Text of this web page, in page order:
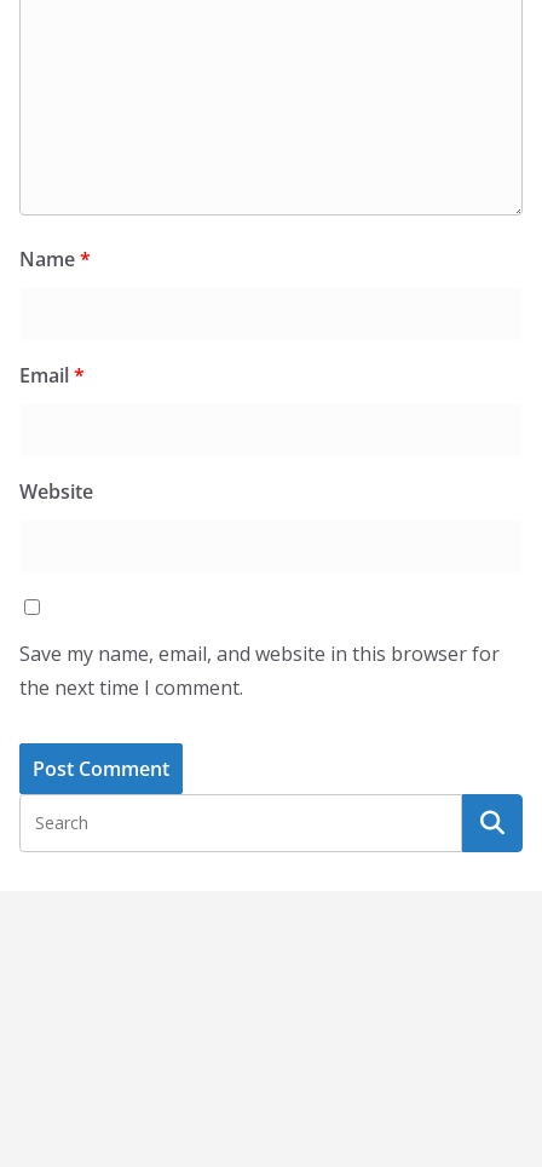
Name*
Email*
Website
Save my name, email, and website in this browser for
the next time I comment.